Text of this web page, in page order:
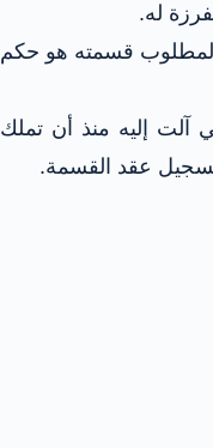
له.
المطلوب قسمته هو حكم
آلت إليه منذ أن تملك
عقد القسمة.